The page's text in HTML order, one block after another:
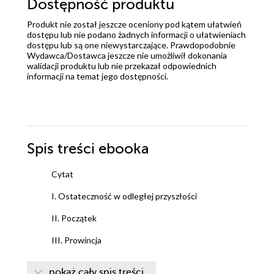
Dostępność produktu
Produkt nie został jeszcze oceniony pod kątem ułatwień
dostępu lub nie podano żadnych informacji o ułatwieniach
dostępu lub są one niewystarczające. Prawdopodobnie
Wydawca/Dostawca jeszcze nie umożliwił dokonania
walidacji produktu lub nie przekazał odpowiednich
informacji na temat jego dostępności.
Spis treści ebooka
Cytat
I. Ostateczność w odległej przyszłości
II. Początek
III. Prowincja